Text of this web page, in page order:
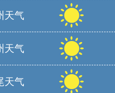
天气
天气
天气